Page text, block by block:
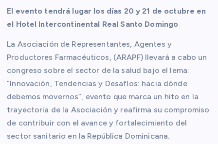
El evento tendrá lugar los días 20 y 21 de octubre en
el Hotel Intercontinental Real Santo Domingo
La Asociación de Representantes, Agentes y
Productores Farmacéuticos, (ARAPF) llevará a cabo un
congreso sobre el sector de la salud bajo el lema:
“Innovación, Tendencias y Desafíos: hacia dónde
debemos movernos”, evento que marca un hito en la
trayectoria de la Asociación y reafirma su compromiso
de contribuir con el avance y fortalecimiento del
sector sanitario en la República Dominicana.